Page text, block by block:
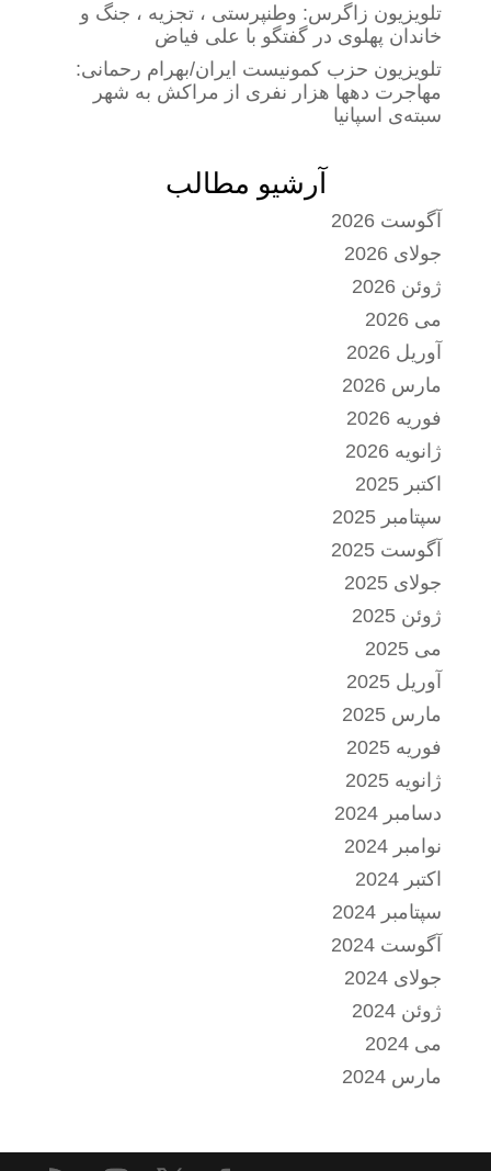
تلویزیون زاگرس: وطنپرستی ، تجزیه ، جنگ و
خاندان پهلوی در گفتگو با علی فیاض
تلویزیون حزب کمونیست ایران/بهرام رحمانی:
مهاجرت دهها هزار نفری از مراکش به شهر
سبته‌ی اسپانیا
آرشیو مطالب
آگوست 2026
جولای 2026
ژوئن 2026
می 2026
آوریل 2026
مارس 2026
فوریه 2026
ژانویه 2026
اکتبر 2025
سپتامبر 2025
آگوست 2025
جولای 2025
ژوئن 2025
می 2025
آوریل 2025
مارس 2025
فوریه 2025
ژانویه 2025
دسامبر 2024
نوامبر 2024
اکتبر 2024
سپتامبر 2024
آگوست 2024
جولای 2024
ژوئن 2024
می 2024
مارس 2024